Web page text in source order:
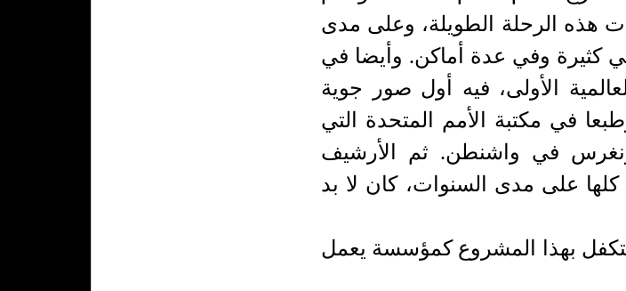
هذه الرحلة الطويلة، وعلى مدى
كثيرة وفي عدة أماكن. وأيضا في
الأولى، فيه أول صور جوية
في مكتبة الأمم المتحدة التي
في واشنطن. ثم الأرشيف
كلها على مدى السنوات، كان لا بد
بهذا المشروع كمؤسسة يعمل